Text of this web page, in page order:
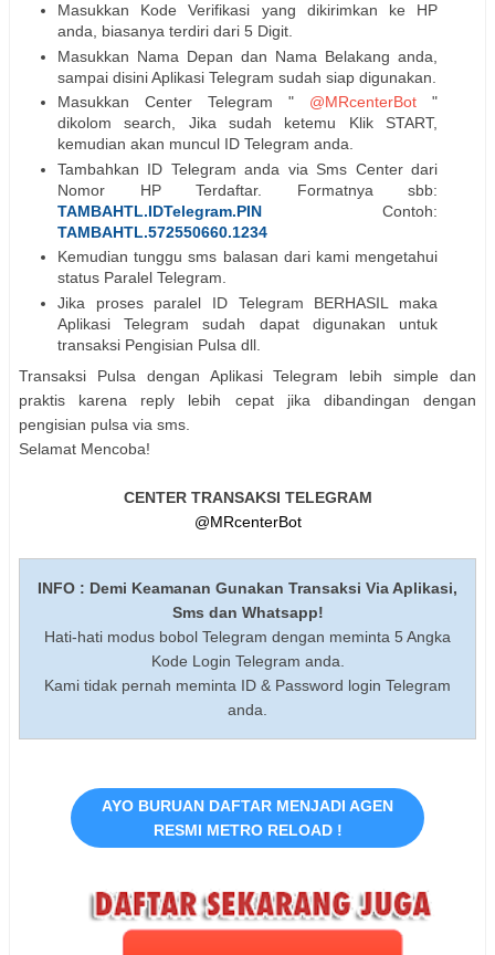
Masukkan Kode Verifikasi yang dikirimkan ke HP
anda, biasanya terdiri dari 5 Digit.
Masukkan Nama Depan dan Nama Belakang anda,
sampai disini Aplikasi Telegram sudah siap digunakan.
Masukkan Center Telegram " @MRcenterBot "
dikolom search, Jika sudah ketemu Klik START,
kemudian akan muncul ID Telegram anda.
Tambahkan ID Telegram anda via Sms Center dari
Nomor HP Terdaftar. Formatnya sbb:
TAMBAHTL.IDTelegram.PIN Contoh:
TAMBAHTL.572550660.1234
Kemudian tunggu sms balasan dari kami mengetahui
status Paralel Telegram.
Jika proses paralel ID Telegram BERHASIL maka
Aplikasi Telegram sudah dapat digunakan untuk
transaksi Pengisian Pulsa dll.
Transaksi Pulsa dengan Aplikasi Telegram lebih simple dan
praktis karena reply lebih cepat jika dibandingan dengan
pengisian pulsa via sms.
Selamat Mencoba!
CENTER TRANSAKSI TELEGRAM
@MRcenterBot
INFO : Demi Keamanan Gunakan Transaksi Via Aplikasi,
Sms dan Whatsapp!
Hati-hati modus bobol Telegram dengan meminta 5 Angka
Kode Login Telegram anda.
Kami tidak pernah meminta ID & Password login Telegram
anda.
AYO BURUAN DAFTAR MENJADI AGEN
RESMI METRO RELOAD !